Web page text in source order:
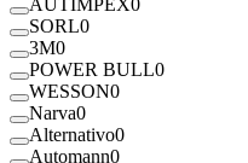
SORL0
3M0
POWER BULL0
WESSON0
Narva0
Alternativo0
Automann0